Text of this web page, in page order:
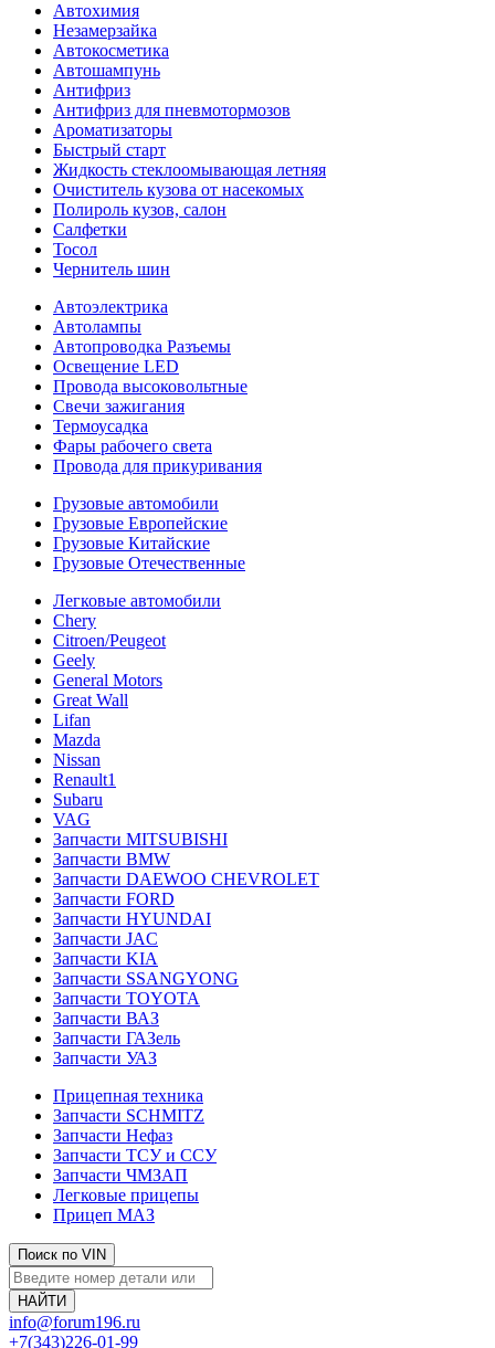
Автохимия
Незамерзайка
Автокосметика
Автошампунь
Антифриз
Антифриз для пневмотормозов
Ароматизаторы
Быстрый старт
Жидкость стеклоомывающая летняя
Очиститель кузова от насекомых
Полироль кузов, салон
Салфетки
Тосол
Чернитель шин
Автоэлектрика
Автолампы
Автопроводка Разъемы
Освещение LED
Провода высоковольтные
Свечи зажигания
Термоусадка
Фары рабочего света
Провода для прикуривания
Грузовые автомобили
Грузовые Европейские
Грузовые Китайские
Грузовые Отечественные
Легковые автомобили
Chery
Citroen/Peugeot
Geely
General Motors
Great Wall
Lifan
Mazda
Nissan
Renault1
Subaru
VAG
Запчасти MITSUBISHI
Запчасти BMW
Запчасти DAEWOO CHEVROLET
Запчасти FORD
Запчасти HYUNDAI
Запчасти JAC
Запчасти KIA
Запчасти SSANGYONG
Запчасти TOYOTA
Запчасти ВАЗ
Запчасти ГАЗель
Запчасти УАЗ
Прицепная техника
Запчасти SCHMITZ
Запчасти Нефаз
Запчасти ТСУ и ССУ
Запчасти ЧМЗАП
Легковые прицепы
Прицеп МАЗ
Поиск по VIN
info@forum196.ru
+7(343)226-01-99